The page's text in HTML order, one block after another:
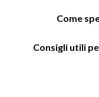
Come
Consigli utili